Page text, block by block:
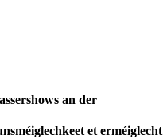
an der
et erméiglecht